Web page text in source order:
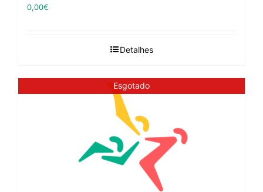
0,00€
Detalhes
Esgotado